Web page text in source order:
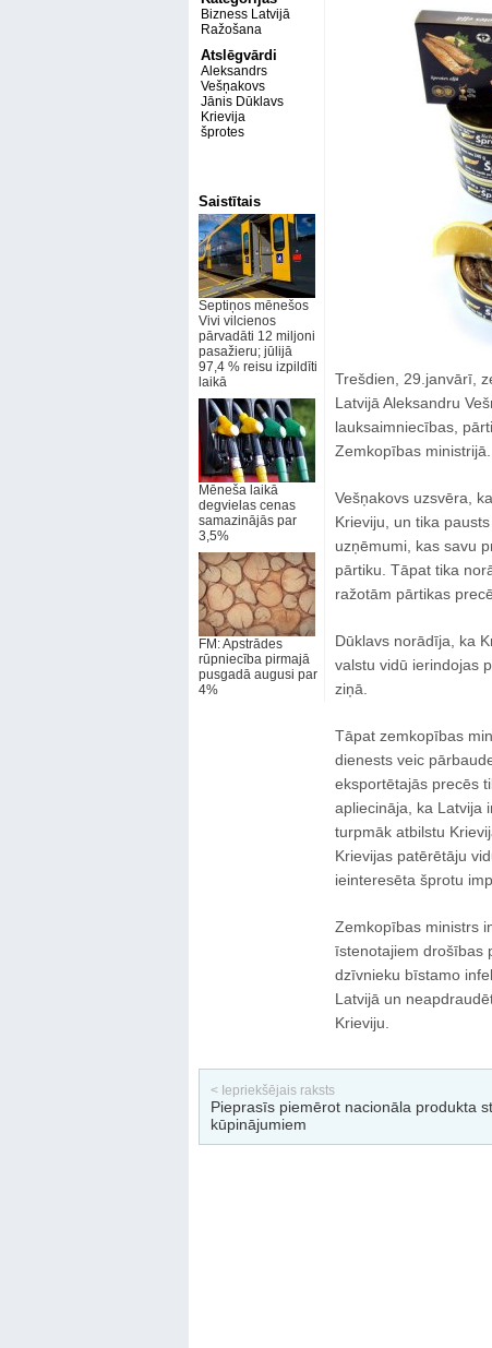
Bizness Latvijā
Ražošana
Atslēgvārdi
Aleksandrs
Vešņakovs
Jānis Dūklavs
Krievija
šprotes
Saistītais
Septiņos mēnešos
Vivi vilcienos
pārvadāti 12 miljoni
pasažieru; jūlijā
97,4 % reisu izpildīti
laikā
Mēneša laikā
degvielas cenas
samazinājās par
3,5%
FM: Apstrādes
rūpniecība pirmajā
pusgadā augusi par
4%
Trešdien, 29.janvārī,
Latvijā Aleksandru
lauksaimniecības,
Zemkopības ministrijā.
Vešņakovs uzsvēra,
Krieviju, un tika
uzņēmumi, kas savu
pārtiku. Tāpat tika
ražotām pārtikas
Dūklavs norādīja, ka
valstu vidū ierindojas
ziņā.
Tāpat zemkopības
dienests veic
eksportētajās precēs
apliecināja, ka Latvija
turpmāk atbilstu
Krievijas patērētāju
ieinteresēta šprotu
Zemkopības ministrs
īstenotajiem drošības
dzīvnieku bīstamo
Latvijā un
Krieviju.
< Iepriekšējais raksts
Pieprasīs piemērot nacionāla produkta
kūpinājumiem